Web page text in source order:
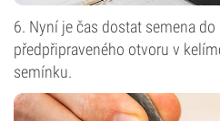
6. Nyní je čas dostat semena
předpřipraveného otvoru v
semínku.